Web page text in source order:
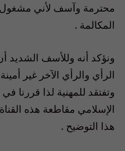
محترمة وآسف لأني مشغول
المكالمة .
ونؤكد أنه وللأسف الشديد
الرأي والرأي الآخر غير
وتفتقد للمهنية لذا قررنا
الإسلامي مقاطعة هذه
هذا التوضيح .